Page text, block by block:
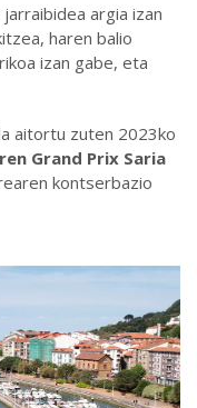
argia izan
haren balio
izan gabe, eta
aitortu zuten 2023ko
Grand Prix Saria
kontserbazio